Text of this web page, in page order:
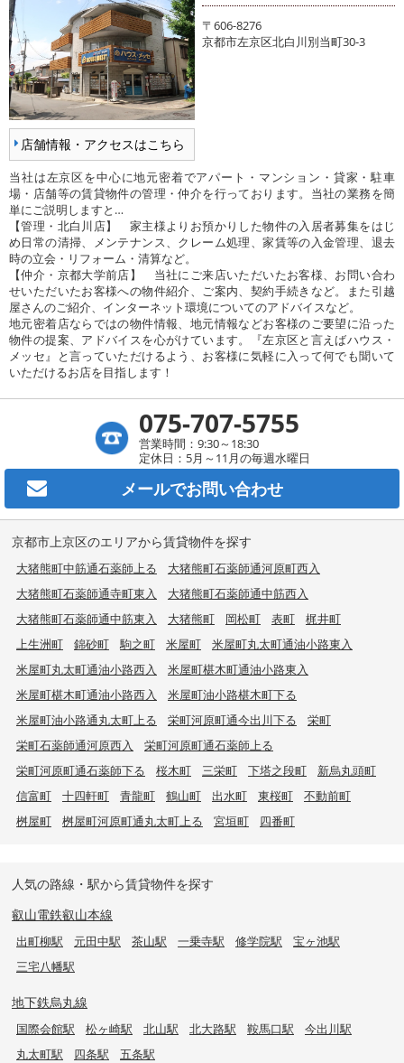
店舗情報・アクセスはこちら
〒606-8276
京都市左京区北白川別当町30-3
当社は左京区を中心に地元密着でアパート・マンション・貸家・駐車
場・店舗等の賃貸物件の管理・仲介を行っております。当社の業務を簡
単にご説明しますと…
【管理・北白川店】 家主様よりお預かりした物件の入居者募集をはじ
め日常の清掃、メンテナンス、クレーム処理、家賃等の入金管理、退去
時の立会・リフォーム・清算など。
【仲介・京都大学前店】 当社にご来店いただいたお客様、お問い合わ
せいただいたお客様への物件紹介、ご案内、契約手続きなど。また引越
屋さんのご紹介、インターネット環境についてのアドバイスなど。
地元密着店ならではの物件情報、地元情報などお客様のご要望に沿った
物件の提案、アドバイスを心がけています。『左京区と言えばハウス・
メッセ』と言っていただけるよう、お客様に気軽に入って何でも聞いて
いただけるお店を目指します！
075-707-5755
営業時間：9:30～18:30
定休日：5月～11月の毎週水曜日
メールでお問い合わせ
京都市上京区のエリアから賃貸物件を探す
大猪熊町中筋通石薬師上る
大猪熊町石薬師通河原町西入
大猪熊町石薬師通寺町東入
大猪熊町石薬師通中筋西入
大猪熊町石薬師通中筋東入
大猪熊町 岡松町 表町
梶井町
上生洲町
錦砂町 駒之町 米屋町
米屋町丸太町通油小路東入
米屋町丸太町通油小路西入
米屋町椹木町通油小路東入
米屋町椹木町通油小路西入
米屋町油小路椹木町下る
米屋町油小路通丸太町上る
栄町河原町通今出川下る
栄町
栄町石薬師通河原西入
栄町河原町通石薬師上る
栄町河原町通石薬師下る
桜木町 三栄町 下塔之段町
新烏丸頭町
信富町
十四軒町 青龍町 鶴山町 出水町 東桜町
不動前町
桝屋町
桝屋町河原町通丸太町上る 宮垣町 四番町
人気の路線・駅から賃貸物件を探す
叡山電鉄叡山本線
出町柳駅 元田中駅 茶山駅 一乗寺駅 修学院駅
宝ヶ池駅
三宅八幡駅
地下鉄烏丸線
国際会館駅 松ヶ崎駅 北山駅 北大路駅 鞍馬口駅
今出川駅
丸太町駅
四条駅 五条駅